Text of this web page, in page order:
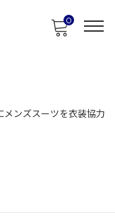
0
メンズスーツを衣装協力